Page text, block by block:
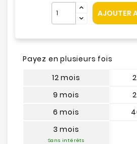
AJOUTER
Payez en plusieurs fois
12 mois
9 mois
6 mois
3 mois
Sans intérêts